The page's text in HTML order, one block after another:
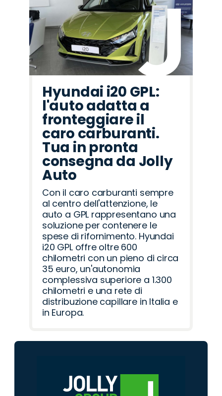
Hyundai i20 GPL:
l'auto adatta a
fronteggiare il
caro carburanti.
Tua in pronta
consegna da Jolly
Auto
Con il caro carburanti sempre
al centro dell'attenzione, le
auto a GPL rappresentano una
soluzione per contenere le
spese di rifornimento. Hyundai
i20 GPL offre oltre 600
chilometri con un pieno di circa
35 euro, un'autonomia
complessiva superiore a 1.300
chilometri e una rete di
distribuzione capillare in Italia e
in Europa.